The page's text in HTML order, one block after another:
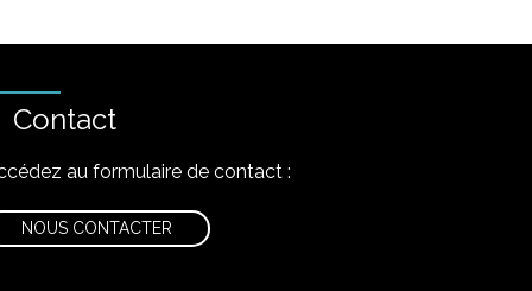
Contact
au formulaire de contact :
NOUS CONTACTER